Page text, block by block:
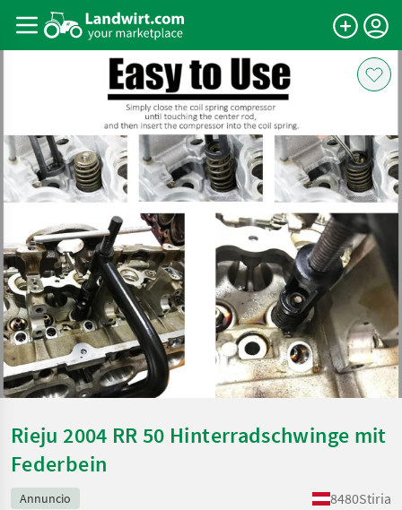
Rieju 2004 RR 50 Hinterradschwinge mit
Federbein
Annuncio 8480Stiria